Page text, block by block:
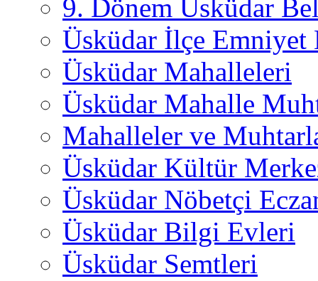
9. Dönem Üsküdar
Üsküdar İlçe
Üsküdar Mahalleleri
Üsküdar Mahalle
Mahalleler ve
Üsküdar Kültür
Üsküdar Nöbetçi
Üsküdar Bilgi Evleri
Üsküdar Semtleri